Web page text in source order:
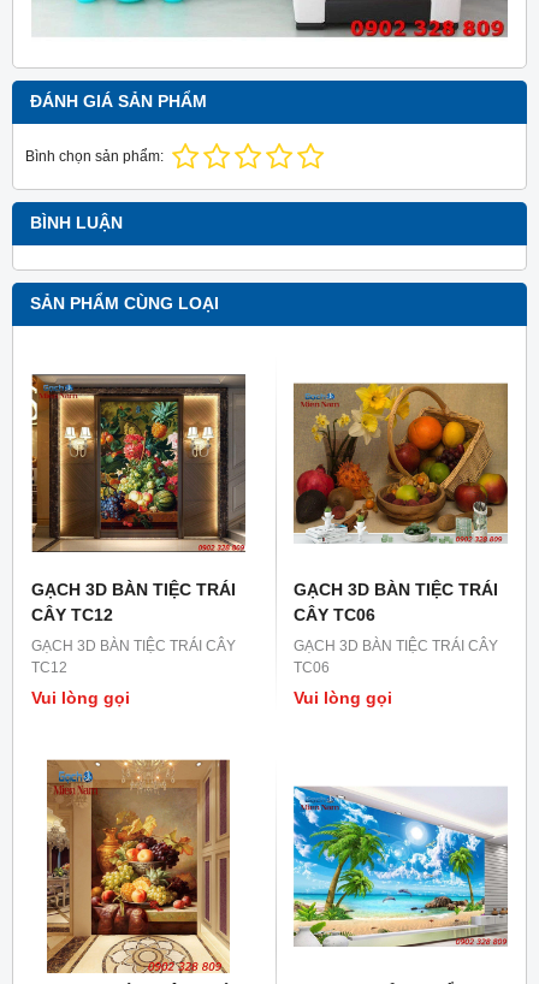
ĐÁNH GIÁ SẢN PHẨM
Bình chọn sản phẩm:
BÌNH LUẬN
SẢN PHẨM CÙNG LOẠI
GẠCH 3D BÀN TIỆC TRÁI
CÂY TC12
GẠCH 3D BÀN TIỆC TRÁI CÂY
TC12
Vui lòng gọi
GẠCH 3D BÀN TIỆC TRÁI
CÂY TC06
GẠCH 3D BÀN TIỆC TRÁI CÂY
TC06
Vui lòng gọi